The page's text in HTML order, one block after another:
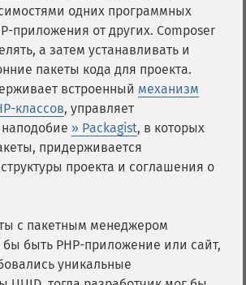
одних программных
приложения от других. Composer
а затем устанавливать и
пакеты кода для проекта.
встроенный механизм
классов, управляет
» Packagist, в которых
придерживается
проекта и соглашения о
с пакетным менеджером
бы быть PHP-приложение или сайт,
уникальные